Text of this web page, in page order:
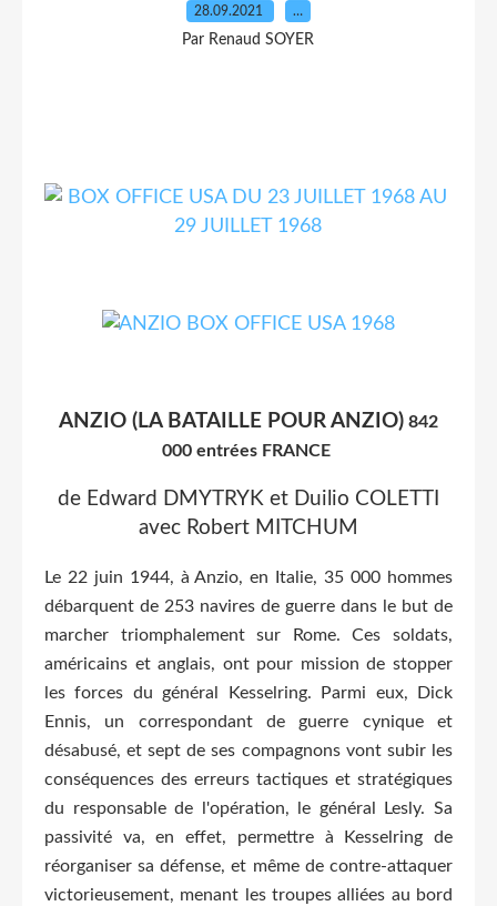
28.09.2021 …
Par Renaud SOYER
ANZIO (LA BATAILLE POUR ANZIO) 842
000 entrées FRANCE
de Edward DMYTRYK et Duilio COLETTI
avec Robert MITCHUM
Le 22 juin 1944, à Anzio, en Italie, 35 000 hommes
débarquent de 253 navires de guerre dans le but de
marcher triomphalement sur Rome. Ces soldats,
américains et anglais, ont pour mission de stopper
les forces du général Kesselring. Parmi eux, Dick
Ennis, un correspondant de guerre cynique et
désabusé, et sept de ses compagnons vont subir les
conséquences des erreurs tactiques et stratégiques
du responsable de l'opération, le général Lesly. Sa
passivité va, en effet, permettre à Kesselring de
réorganiser sa défense, et même de contre-attaquer
victorieusement, menant les troupes alliées au bord